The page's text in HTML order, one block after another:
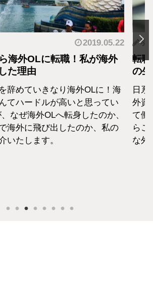
2019.05.22
海外OLに転職！私が海外
た理由
辞めていきなり海外OLに！海
てハードルが高いと思ってい
なぜ海外OLへ転身したのか、
海外に飛び出したのか、私の
いたします。
羽
転
の
日
外資
て働
らこ
な外